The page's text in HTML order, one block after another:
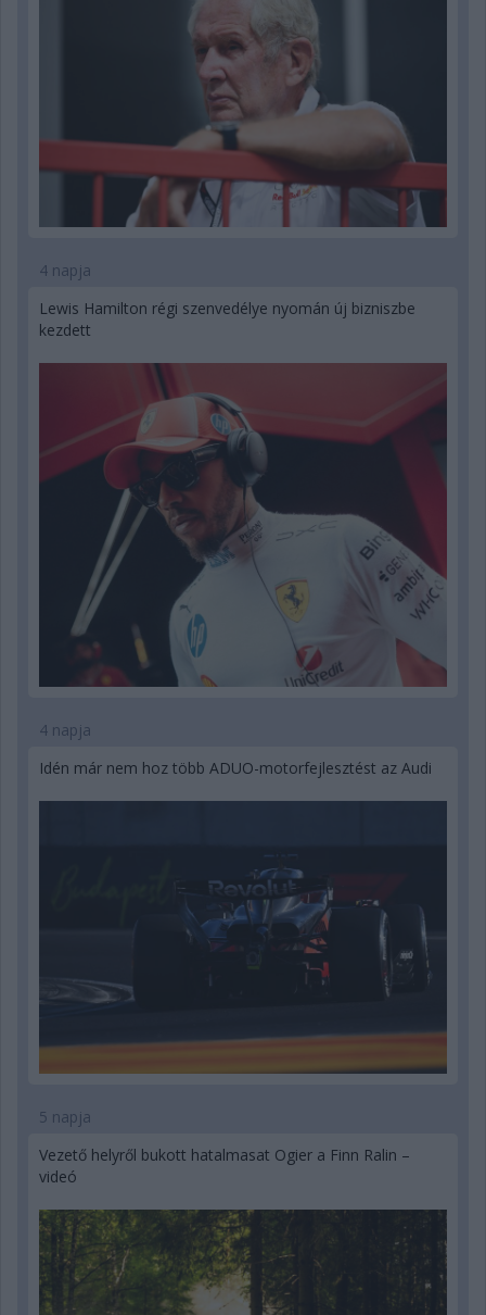
4 napja
Lewis Hamilton régi szenvedélye nyomán új bizniszbe
kezdett
4 napja
Idén már nem hoz több ADUO-motorfejlesztést az Audi
5 napja
Vezető helyről bukott hatalmasat Ogier a Finn Ralin –
videó